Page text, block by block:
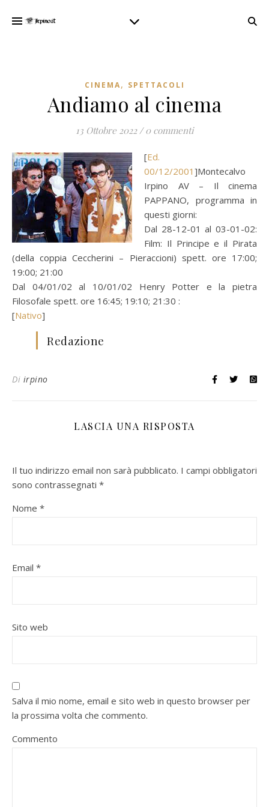
CINEMA, SPETTACOLI
Andiamo al cinema
13 Ottobre 2022 / 0 commenti
[Ed.
00/12/2001 ]Montecalvo
Irpino AV – Il cinema
PAPPANO, programma in
questi giorni:
Dal 28-12-01 al 03-01-02:
Film: Il Principe e il Pirata
(della coppia Ceccherini – Pieraccioni) spett. ore 17:00;
19:00; 21:00
Dal 04/01/02 al 10/01/02 Henry Potter e la pietra
Filosofale spett. ore 16:45; 19:10; 21:30 :
[Nativo]
Redazione
Di irpino
LASCIA UNA RISPOSTA
Il tuo indirizzo email non sarà pubblicato. I campi obbligatori
sono contrassegnati *
Nome *
Email *
Sito web
Salva il mio nome, email e sito web in questo browser per
la prossima volta che commento.
Commento